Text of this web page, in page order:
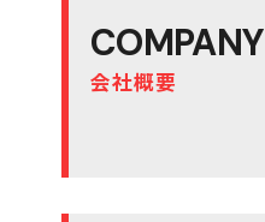
COMPANY
会社概要